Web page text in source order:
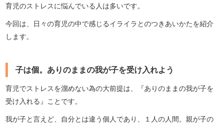
育児のストレスに悩んでいる人は多いです。
今回は、日々の育児の中で感じるイライラとのつきあいかたを紹介
します。
子は個。ありのままの我が子を受け入れよう
育児でストレスを溜めない為の大前提は、『ありのままの我が子を
受け入れる』ことです。
我が子と言えど、自分とは違う個人であり、１人の人間。親が子の